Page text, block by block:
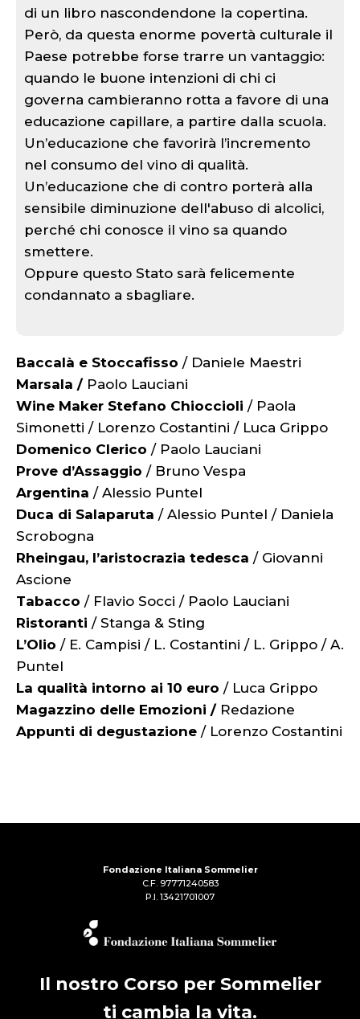
di un libro nascondendone la copertina.
Però, da questa enorme povertà culturale il
Paese potrebbe forse trarre un vantaggio:
quando le buone intenzioni di chi ci
governa cambieranno rotta a favore di una
educazione capillare, a partire dalla scuola.
Un’educazione che favorirà l’incremento
nel consumo del vino di qualità.
Un’educazione che di contro porterà alla
sensibile diminuzione dell'abuso di alcolici,
perché chi conosce il vino sa quando
smettere.
Oppure questo Stato sarà felicemente
condannato a sbagliare.
Baccalà e Stoccafisso / Daniele Maestri
Marsala / Paolo Lauciani
Wine Maker Stefano Chioccioli / Paola
Simonetti / Lorenzo Costantini / Luca Grippo
Domenico Clerico / Paolo Lauciani
Prove d’Assaggio / Bruno Vespa
Argentina / Alessio Puntel
Duca di Salaparuta / Alessio Puntel / Daniela
Scrobogna
Rheingau, l’aristocrazia tedesca / Giovanni
Ascione
Tabacco / Flavio Socci / Paolo Lauciani
Ristoranti / Stanga & Sting
L’Olio / E. Campisi / L. Costantini / L. Grippo / A.
Puntel
La qualità intorno ai 10 euro / Luca Grippo
Magazzino delle Emozioni / Redazione
Appunti di degustazione / Lorenzo Costantini
Fondazione Italiana Sommelier
C.F. 97771240583
P.I. 13421701007
Il nostro Corso per Sommelier
ti cambia la vita.